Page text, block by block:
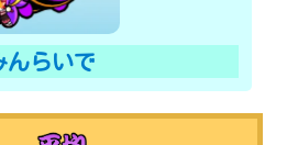
んらいで